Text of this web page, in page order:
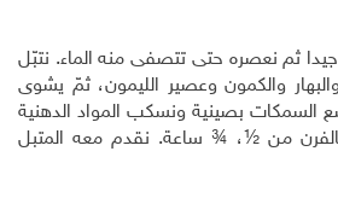
ثم نعصره حتى تتصفى منه الماء. نتبّل
والكمون وعصير الليمون، ثمّ يشوى
السمكات بصينية ونسكب المواد الدهنية
بالفرن من ½، ¾ ساعة. نقدم معه المتبل